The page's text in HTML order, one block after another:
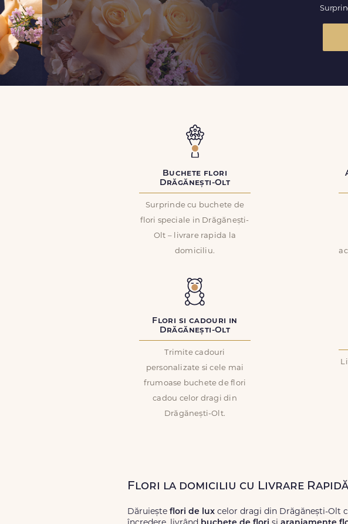
Buchete flori
Drăgănești-Olt
Surprinde cu buchete de
flori speciale in Drăgănești-
Olt – livrare rapida la
domiciliu.
Flori si cadouri in
Drăgănești-Olt
Trimite cadouri
personalizate si cele mai
frumoase buchete de flori
cadou celor dragi din
Drăgănești-Olt.
Flori la domiciliu cu Livrare
Dăruiește flori de lux celor dragi din Drăgănești-Olt